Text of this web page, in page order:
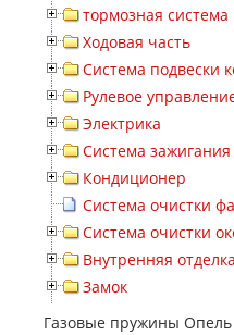
тормозная система
Ходовая часть
Система подвески
Рулевое
Электрика
Система
Кондиционер
Система очистки
Система очистки
Внутренняя отделка
Замок
Газовые пружины